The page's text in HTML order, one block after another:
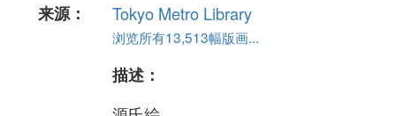
来源：
Tokyo Metro Library
浏览所有13,513幅版画...
描述：